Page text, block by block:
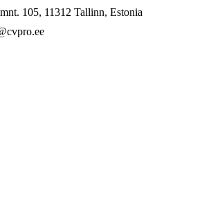
105, 11312 Tallinn, Estonia